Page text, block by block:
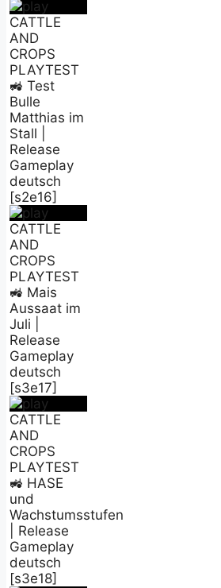
CATTLE
AND
CROPS
PLAYTEST
🚜 Test
Bulle
Matthias im
Stall |
Release
Gameplay
deutsch
[s2e16]
CATTLE
AND
CROPS
PLAYTEST
🚜 Mais
Aussaat im
Juli |
Release
Gameplay
deutsch
[s3e17]
CATTLE
AND
CROPS
PLAYTEST
🚜 HASE
und
Wachstumsstufen
| Release
Gameplay
deutsch
[s3e18]